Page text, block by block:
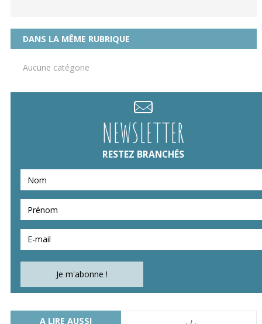
DANS LA MÊME RUBRIQUE
Aucune catégorie
NEWSLETTER
RESTEZ BRANCHÉS
A LIRE AUSSI